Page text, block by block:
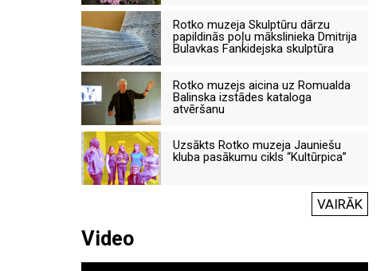
Rotko muzeja Skulptūru dārzu
papildinās poļu mākslinieka Dmitrija
Bulavkas Fankidejska skulptūra
Rotko muzejs aicina uz Romualda
Balinska izstādes kataloga
atvēršanu
Uzsākts Rotko muzeja Jauniešu
kluba pasākumu cikls “Kultūrpica”
VAIRĀK
Video